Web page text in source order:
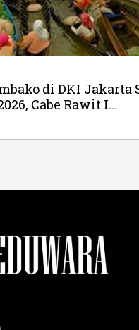
di DKI Jakarta
Cabe Rawit I...